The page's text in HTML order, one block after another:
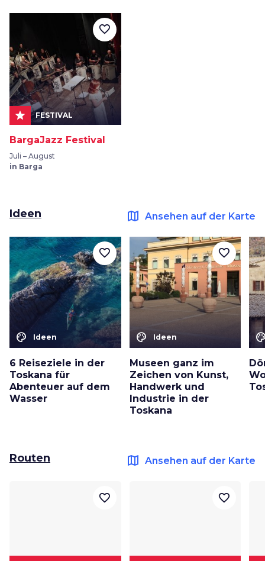
star FESTIVAL
BargaJazz Festival
Juli – August
in Barga
favorite_border
Ideen map Ansehen auf der Karte
color_lens Ideen
6 Reiseziele in der
Toskana für
Abenteuer auf dem
Wasser
favorite_border
color_lens Ideen
Museen ganz im
Zeichen von Kunst,
Handwerk und
Industrie in der
Toskana
favorite_border
Routen map Ansehen auf der Karte
favorite_border favorite_border